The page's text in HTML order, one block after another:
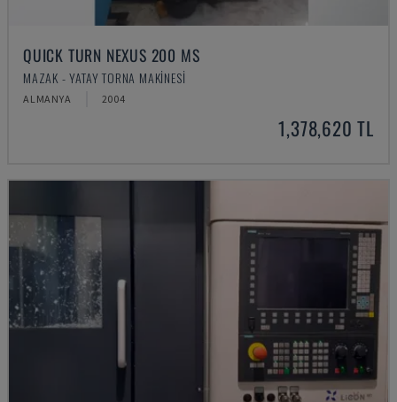
QUICK TURN NEXUS 200 MS
MAZAK - YATAY TORNA MAKINESI
ALMANYA 2004
1,378,620 TL